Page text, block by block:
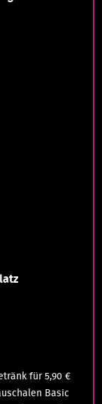
für 5,90 €
Basic